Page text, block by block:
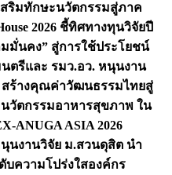
ริมทักษะนวัตกรรมสู่ภาค
2026 ชี้ทิศทางทุนวิจัยปี
มั่นคง” สู่การใช้ประโยชน์
นตรีและ รมว.อว. หนุนงาน
ร้างคุณค่าวัฒนธรรมไทยสู่
วัตกรรมอาหารสุขภาพ ใน
ANUGA ASIA 2026
นงานวิจัย ม.สวนดุสิต นำ
บความโปร่งใสองค์กร